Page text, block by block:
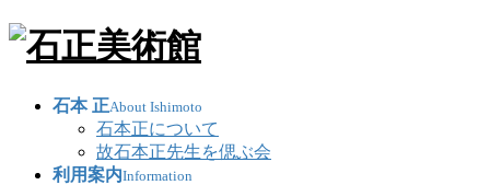
石本 正About Ishimoto
石本正について
故石本正先生を偲ぶ会
利用案内Information